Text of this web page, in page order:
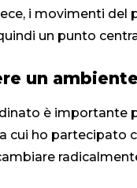
i movimenti del
un punto
un
è importante
cui ho